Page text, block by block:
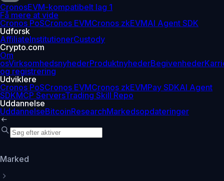
CronosEVM-kompatibelt lag 1
Få mere at vide
Cronos PoSCronos EVMCronos zkEVMAI Agent SDK
Udforsk
AffiliateInstitutionerCustody
Crypto.com
Om
osVirksomhedsnyhederProduktnyhederBegivenheder
og registrering
Udviklere
Cronos PoSCronos EVMCronos zkEVMPay SDKAI Agent
SDKMCP ServersTrading Skill Repo
Uddannelse
UddannelseBitcoinResearchMarkedsopdateringer
Marked